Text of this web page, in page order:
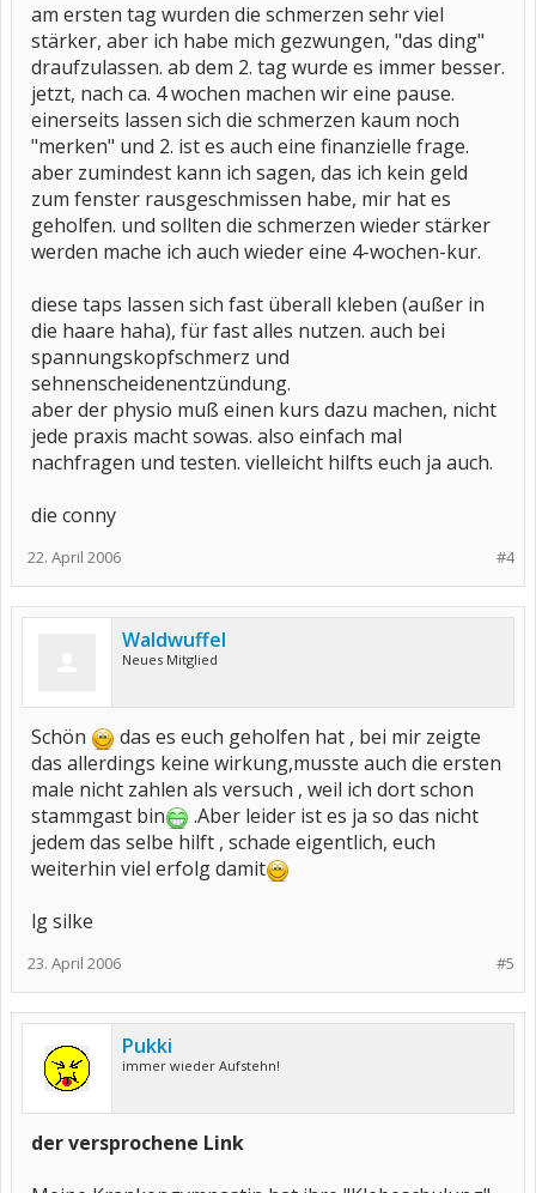
am ersten tag wurden die schmerzen sehr viel
stärker, aber ich habe mich gezwungen, "das ding"
draufzulassen. ab dem 2. tag wurde es immer besser.
jetzt, nach ca. 4 wochen machen wir eine pause.
einerseits lassen sich die schmerzen kaum noch
"merken" und 2. ist es auch eine finanzielle frage.
aber zumindest kann ich sagen, das ich kein geld
zum fenster rausgeschmissen habe, mir hat es
geholfen. und sollten die schmerzen wieder stärker
werden mache ich auch wieder eine 4-wochen-kur.
diese taps lassen sich fast überall kleben (außer in
die haare haha), für fast alles nutzen. auch bei
spannungskopfschmerz und
sehnenscheidenentzündung.
aber der physio muß einen kurs dazu machen, nicht
jede praxis macht sowas. also einfach mal
nachfragen und testen. vielleicht hilfts euch ja auch.
die conny
#4
22. April 2006
Waldwuffel
Neues Mitglied
Schön
das es euch geholfen hat , bei mir zeigte
das allerdings keine wirkung,musste auch die ersten
male nicht zahlen als versuch , weil ich dort schon
stammgast bin
.Aber leider ist es ja so das nicht
jedem das selbe hilft , schade eigentlich, euch
weiterhin viel erfolg damit
lg silke
#5
23. April 2006
Pukki
immer wieder Aufstehn!
der versprochene Link